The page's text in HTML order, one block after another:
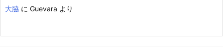
大脇 に Guevara より